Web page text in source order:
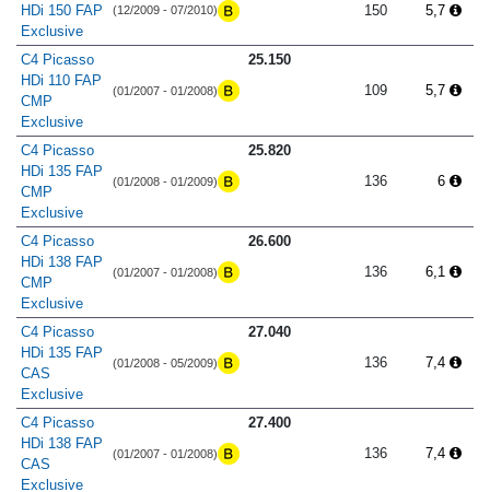
HDi 150 FAP
Exclusive
(12/2009 - 07/2010)
150
5,7
C4 Picasso
HDi 110 FAP
CMP
Exclusive
(01/2007 - 01/2008)
25.150
109
5,7
C4 Picasso
HDi 135 FAP
CMP
Exclusive
(01/2008 - 01/2009)
25.820
136
6
C4 Picasso
HDi 138 FAP
CMP
Exclusive
(01/2007 - 01/2008)
26.600
136
6,1
C4 Picasso
HDi 135 FAP
CAS
Exclusive
(01/2008 - 05/2009)
27.040
136
7,4
C4 Picasso
HDi 138 FAP
CAS
Exclusive
(01/2007 - 01/2008)
27.400
136
7,4